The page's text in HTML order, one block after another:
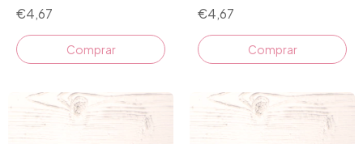
€4,67
Comprar
€4,67
Comprar